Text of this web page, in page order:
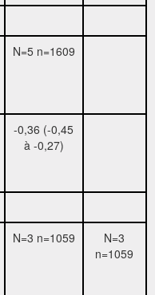
N=5 n=1609
-0,36 (-0,45
à -0,27)
N=3 n=1059
N=3
n=1059